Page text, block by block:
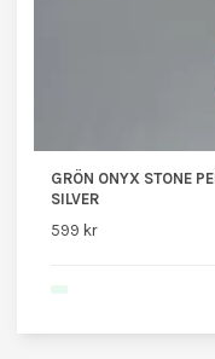
GRÖN ONYX STONE
SILVER
599 kr